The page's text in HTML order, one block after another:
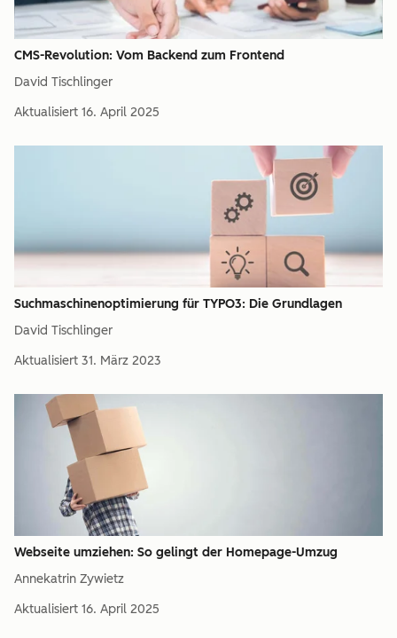
CMS-Revolution: Vom Backend zum Frontend
David Tischlinger
Aktualisiert 16. April 2025
Suchmaschinenoptimierung für TYPO3: Die Grundlagen
David Tischlinger
Aktualisiert 31. März 2023
Webseite umziehen: So gelingt der Homepage-Umzug
Annekatrin Zywietz
Aktualisiert 16. April 2025